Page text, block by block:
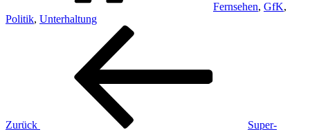
Fernsehen, GfK,
Politik, Unterhaltung
Beitragsnavigation
Zurück
Super-